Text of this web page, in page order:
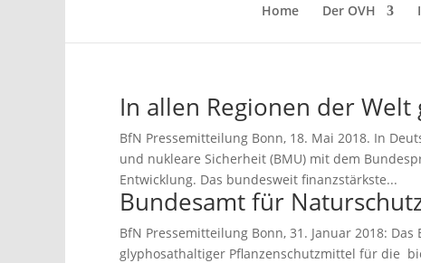
Home Der OVH
In allen Regionen der
BfN Pressemitteilung Bonn, 18. Mai 2018. In
und nukleare Sicherheit (BMU) mit dem
Entwicklung. Das bundesweit finanzstärkste...
Bundesamt für
BfN Pressemitteilung Bonn, 31. Januar 2018:
glyphosathaltiger Pflanzenschutzmittel für die